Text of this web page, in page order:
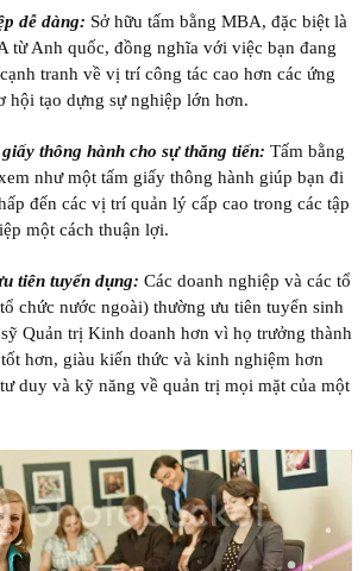
dễ dàng: Sở hữu tấm bằng MBA, đặc biệt là
từ Anh quốc, đồng nghĩa với việc bạn đang
tranh về vị trí công tác cao hơn các ứng
hội tạo dựng sự nghiệp lớn hơn.
thông hành cho sự thăng tiến: Tấm bằng
như một tấm giấy thông hành giúp bạn đi
đến các vị trí quản lý cấp cao trong các tập
một cách thuận lợi.
tiên tuyển dụng: Các doanh nghiệp và các tổ
chức nước ngoài) thường ưu tiên tuyển sinh
Quản trị Kinh doanh hơn vì họ trưởng thành
hơn, giàu kiến thức và kinh nghiệm hơn
duy và kỹ năng về quản trị mọi mặt của một